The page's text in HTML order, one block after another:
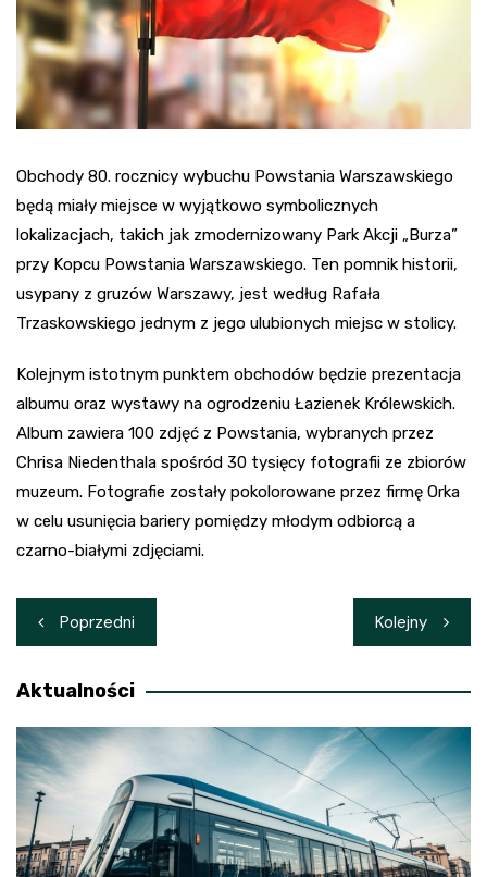
Obchody 80. rocznicy wybuchu Powstania Warszawskiego
będą miały miejsce w wyjątkowo symbolicznych
lokalizacjach, takich jak zmodernizowany Park Akcji „Burza”
przy Kopcu Powstania Warszawskiego. Ten pomnik historii,
usypany z gruzów Warszawy, jest według Rafała
Trzaskowskiego jednym z jego ulubionych miejsc w stolicy.
Kolejnym istotnym punktem obchodów będzie prezentacja
albumu oraz wystawy na ogrodzeniu Łazienek Królewskich.
Album zawiera 100 zdjęć z Powstania, wybranych przez
Chrisa Niedenthala spośród 30 tysięcy fotografii ze zbiorów
muzeum. Fotografie zostały pokolorowane przez firmę Orka
w celu usunięcia bariery pomiędzy młodym odbiorcą a
czarno-białymi zdjęciami.
Nawigacja
wpisu
Poprzedni Kolejny
Aktualności